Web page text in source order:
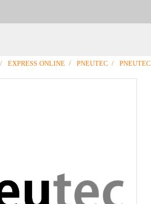
EXPRESS ONLINE PNEUTEC PNEUTEC